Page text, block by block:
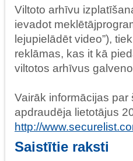
Viltoto arhīvu
ievadot
lejupielādēt video”),
reklāmas, kas it kā
viltotos arhīvus
Vairāk informācijas
apdraudēja lietotājus
http://
Saistītie raksti